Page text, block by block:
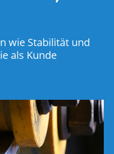
wie Stabilität und
als Kunde